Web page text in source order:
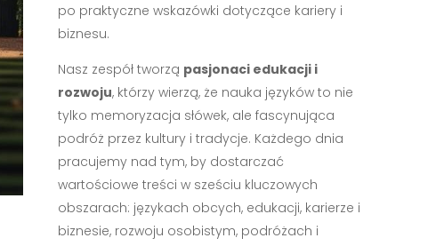
po praktyczne wskazówki dotyczące kariery i
biznesu.
Nasz zespół tworzą pasjonaci edukacji i
rozwoju, którzy wierzą, że nauka języków to nie
tylko memoryzacja słówek, ale fascynująca
podróż przez kultury i tradycje. Każdego dnia
pracujemy nad tym, by dostarczać
wartościowe treści w sześciu kluczowych
obszarach: językach obcych, edukacji, karierze i
biznesie, rozwoju osobistym, podróżach i